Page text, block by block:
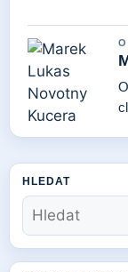
HLEDAT